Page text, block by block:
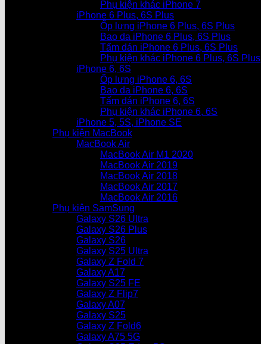
Phụ kiện khác iPhone 7
iPhone 6 Plus, 6S Plus
Ốp lưng iPhone 6 Plus, 6S Plus
Bao da iPhone 6 Plus, 6S Plus
Tấm dán iPhone 6 Plus, 6S Plus
Phụ kiện khác iPhone 6 Plus, 6S Plus
iPhone 6, 6S
Ốp lưng iPhone 6, 6S
Bao da iPhone 6, 6S
Tấm dán iPhone 6, 6S
Phụ kiện khác iPhone 6, 6S
iPhone 5, 5S, iPhone SE
Phụ kiện MacBook
MacBook Air
MacBook Air M1 2020
MacBook Air 2019
MacBook Air 2018
MacBook Air 2017
MacBook Air 2016
Phụ kiện SamSung
Galaxy S26 Ultra
Galaxy S26 Plus
Galaxy S26
Galaxy S25 Ultra
Galaxy Z Fold 7
Galaxy A17
Galaxy S25 FE
Galaxy Z Flip7
Galaxy A07
Galaxy S25
Galaxy Z Fold6
Galaxy A75 5G